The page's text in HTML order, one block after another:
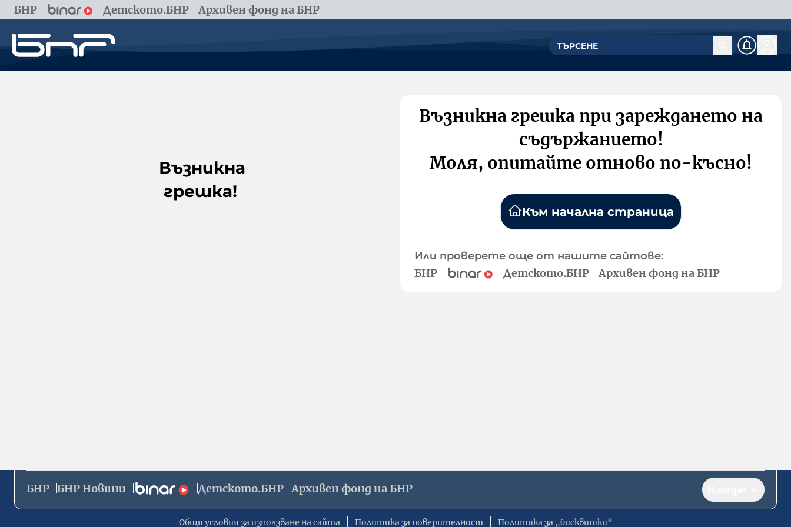
БНР Детското.БНР Архивен фонд на БНР
Възникна
грешка!
Възникна грешка при зареждането на
съдържанието!
Моля, опитайте отново по-късно!
Към начална страница
Или проверете още от нашите сайтове:
БНР Детското.БНР Архивен фонд на БНР
БНР БНР Новини Детското.БНР Архивен фонд на БНР
Общи условия за използване на сайта Политика за поверителност Политика за „бисквитки“